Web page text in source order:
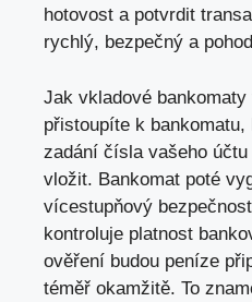
hotovost a potvrdit
rychlý,⁣ bezpečný a
Jak vkladové
přistoupíte​ k
zadání čísla vašeho
vložit.‍ Bankomat poté
vícestupňový
⁤kontroluje platnost
ověření⁤ budou‍ peníze
téměř ⁣okamžitě. To⁣